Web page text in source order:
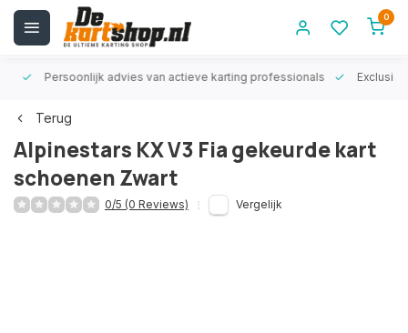
0
Persoonlijk advies van actieve karting professionals
Terug
Alpinestars KX V3 Fia gekeurde kart
schoenen Zwart
0/5 (0 Reviews) Vergelijk